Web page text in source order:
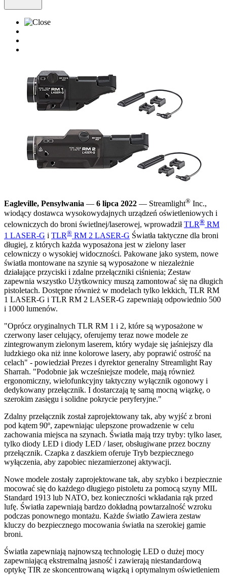
Eagleville, Pensylwania — 6 lipca 2022 — Streamlight® Inc.,
wiodący dostawca wysokowydajnych urządzeń oświetleniowych i
celowniczych do broni świetlnej/laserowej, wprowadziłTLR® RM
1 LASER-G i TLR® RM 2 LASER-G Światła taktyczne dla broni
długiej, z których każda wyposażona jest w zielony laser
celowniczy o wysokiej widoczności. Pakowane jako system, nowe
światła montowane na szynie są wyposażone w niezależnie
działające przyciski i zdalne przełączniki ciśnienia; Zestaw
zapewnia wszystko Użytkownicy muszą zamontować się na długich
pistoletach. Dostępne również w modelach tylko lekkich, TLR RM
1 LASER-G i TLR RM 2 LASER-G zapewniają odpowiednio 500
i 1000 lumenów.
"Oprócz oryginalnych TLR RM 1 i 2, które są wyposażone w
czerwony laser celujący, oferujemy teraz nowe modele ze
zintegrowanym zielonym laserem, który wydaje się jaśniejszy dla
ludzkiego oka niż inne kolorowe lasery, aby poprawić ostrość na
celach" - powiedział Prezes i dyrektor generalny Streamlight Ray
Sharrah. "Podobnie jak wcześniejsze modele, mają również
ergonomiczny, wielofunkcyjny taktyczny wyłącznik ogonowy i
dedykowany przełącznik. I dostarczają tę samą mocną wiązkę, o
szerokim zasięgu i solidne pokrycie peryferyjne."
Zdalny przełącznik został zaprojektowany tak, aby wyjść z broni
pod kątem 90º, zapewniając ulepszone prowadzenie w celu
zachowania miejsca na szynach. Światła mają trzy tryby: tylko laser,
tylko diody LED i diody LED / laser, obsługiwane przez boczny
przełącznik. Czapka z daszkiem oferuje Tryb bezpiecznego
wyłączenia, aby zapobiec niezamierzonej aktywacji.
Nowe modele zostały zaprojektowane tak, aby szybko i bezpiecznie
mocować się do każdego długiego pistoletu za pomocą szyny MIL
Standard 1913 lub NATO, bez konieczności wkładania rąk przed
lufę. Światła zapewniają bardzo dokładną powtarzalność wzroku
podczas ponownego montażu. Każde światło Zawiera zestaw
kluczy do bezpiecznego mocowania światła na szerokiej gamie
broni.
Światła zapewniają najnowszą technologię LED o dużej mocy
zapewniającą ekstremalną jasność i zawierają niestandardową
optykę TIR ze skoncentrowaną wiązką i optymalnym oświetleniem